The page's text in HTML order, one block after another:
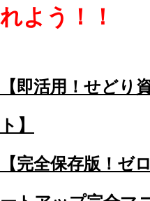
れよう！！
【即活用！せどり
ト】
【完全保存版！ゼ